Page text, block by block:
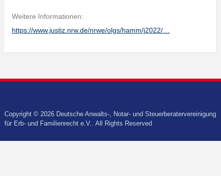
Weitere Informationen:
https://www.justiz.nrw.de/nrwe/olgs/hamm/j2022/…
Copyright © 2026 Deutsche Anwalts-, Notar- und Steuerberatervereinigung
für Erb- und Familienrecht e.V.. All Rights Reserved